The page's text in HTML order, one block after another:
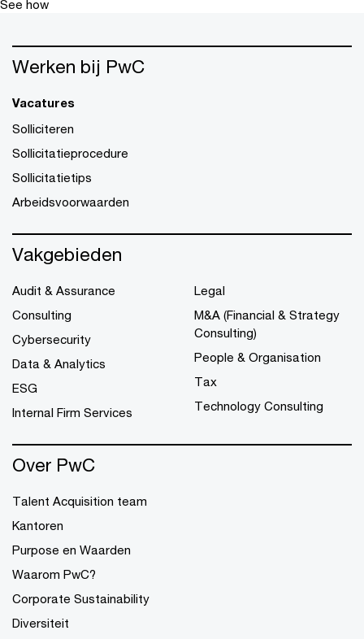
See how
Werken bij PwC
Vacatures
Solliciteren
Sollicitatieprocedure
Sollicitatietips
Arbeidsvoorwaarden
Vakgebieden
Audit & Assurance
Consulting
Cybersecurity
Data & Analytics
ESG
Internal Firm Services
Legal
M&A (Financial & Strategy
Consulting)
People & Organisation
Tax
Technology Consulting
Over PwC
Talent Acquisition team
Kantoren
Purpose en Waarden
Waarom PwC?
Corporate Sustainability
Diversiteit